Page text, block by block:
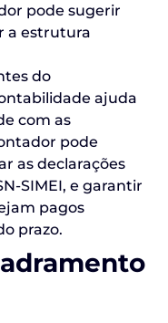
pode sugerir
a estrutura
do
ajuda
com as
pode
as declarações
SIMEI, e garantir
pagos
prazo.